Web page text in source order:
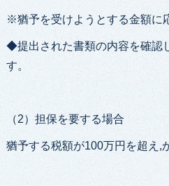
※猶予を受けようとする金額に
◆提出された書類の内容を確認
す。
（2）担保を要する場合
猶予する税額が100万円を超え,